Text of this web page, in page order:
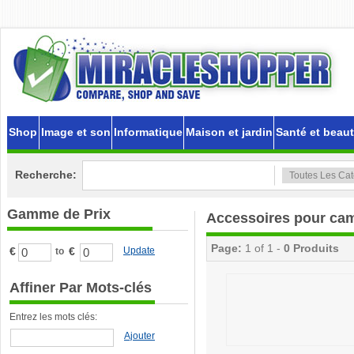
Shop Image et son Informatique Maison et jardin Santé et
Recherche:
Gamme de Prix
€ to € Update
Affiner Par Mots-clés
Entrez les mots clés:
Ajouter
Accessoires pour
Page: 1 of 1 - 0 Produits